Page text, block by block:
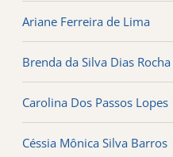
Ariane Ferreira de Lima
Brenda da Silva Dias Rocha
Carolina Dos Passos Lopes
Céssia Mônica Silva Barros